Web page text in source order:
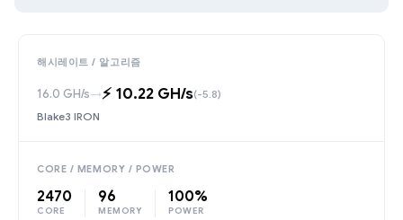
해시레이트 / 알고리즘
16.0 GH/s→⚡️ 10.22 GH/s(-5.8)
Blake3 IRON
CORE / MEMORY / POWER
2470
CORE
96
MEMORY
100%
POWER